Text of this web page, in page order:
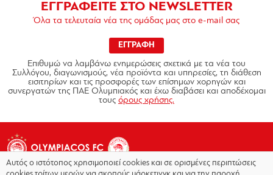
ΕΓΓΡΑΦΕΙΤΕ ΣΤΟ NEWSLETTER
Όλα τα τελευταία νέα της ομάδας μας στο e-mail σας
ΕΓΓΡΑΦΗ
Επιθυμώ να λαμβάνω ενημερώσεις σχετικά με τα νέα του
Συλλόγου, διαγωνισμούς, νέα προϊόντα και υπηρεσίες, τη διάθεση
εισιτηρίων και τις προσφορές των επίσημων χορηγών και
συνεργατών της ΠΑΕ Ολυμπιακός και έχω διαβάσει και αποδέχομαι
τους όρους χρήσης.
Αυτός ο ιστότοπος χρησιμοποιεί cookies και σε ορισμένες περιπτώσεις